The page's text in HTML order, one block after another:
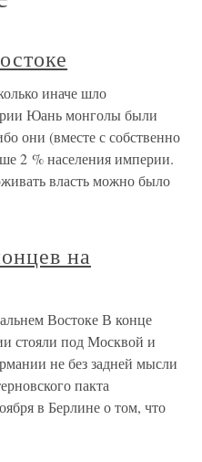
иначе шло
Юань монголы были
они (вместе с собственно
2 % населения империи.
власть можно было
на
Востоке В конце
стояли под Москвой и
не без задней мысли
пакта
в Берлине о том, что